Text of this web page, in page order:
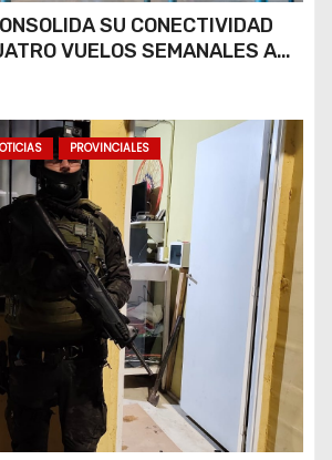
SU CONECTIVIDAD
VUELOS SEMANALES A
PROVINCIALES